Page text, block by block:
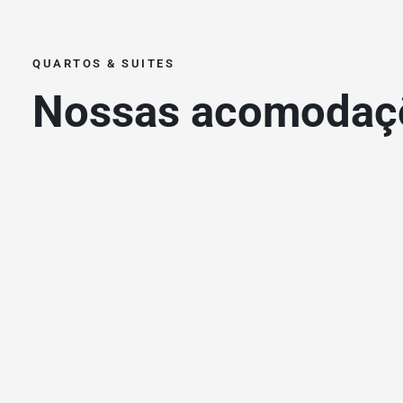
QUARTOS & SUITES
Nossas